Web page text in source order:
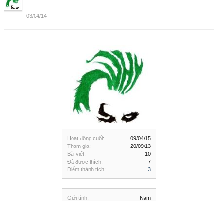
Hoạt động cuối:
09/04/15
Tham gia:
20/09/13
Bài viết:
10
Đã được thích:
7
Điểm thành tích:
3
Giới tính:
Nam
03/04/14